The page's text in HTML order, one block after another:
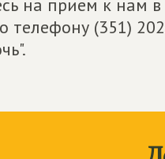
на прием к нам
(351)